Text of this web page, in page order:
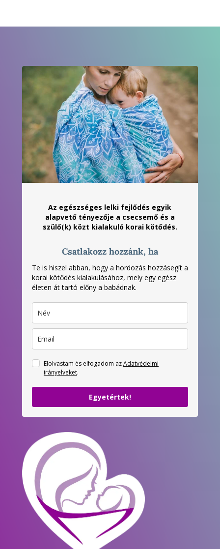
Az egészséges lelki fejlődés egyik
alapvető tényezője a csecsemő és a
szülő(k) közt kialakuló korai kötődés.
Csatlakozz hozzánk, ha
Te is hiszel abban, hogy a hordozás hozzásegít a
korai kötődés kialakulásához, mely egy egész
életen át tartó előny a babádnak.
Elolvastam és elfogadom azAdatvédelmi
irányelveket.
Egyetértek!